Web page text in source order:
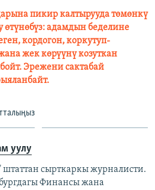
пикир калтырууда төмөнкү
өтүнөбүз: адамдын беделине
кордогон, коркутуп-
жек көрүүнү козуткан
Эрежени сактабай
уулу
штаттан сырткаркы журналисти.
Финансы жана